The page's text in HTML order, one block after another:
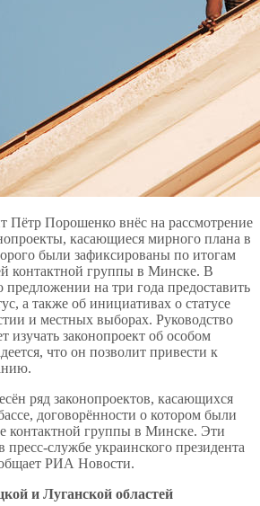
Пётр Порошенко внёс на рассмотрение
касающиеся мирного плана в
были зафиксированы по итогам
контактной группы в Минске. В
предложении на три года предоставить
а также об инициативах о статусе
и местных выборах. Руководство
изучать законопроект об особом
что он позволит привести к
ряд законопроектов, касающихся
договорённости о котором были
контактной группы в Минске. Эти
службе украинского президента
РИА Новости.
и Луганской областей